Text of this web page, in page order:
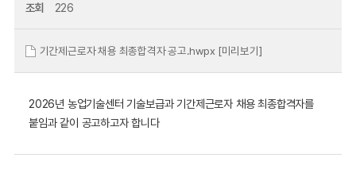
조회
226
기간제근로자 채용 최종합격자 공고.hwpx [미리보기]
2026년 농업기술센터 기술보급과 기간제근로자 채용 최종합격자를
붙임과 같이 공고하고자 합니다